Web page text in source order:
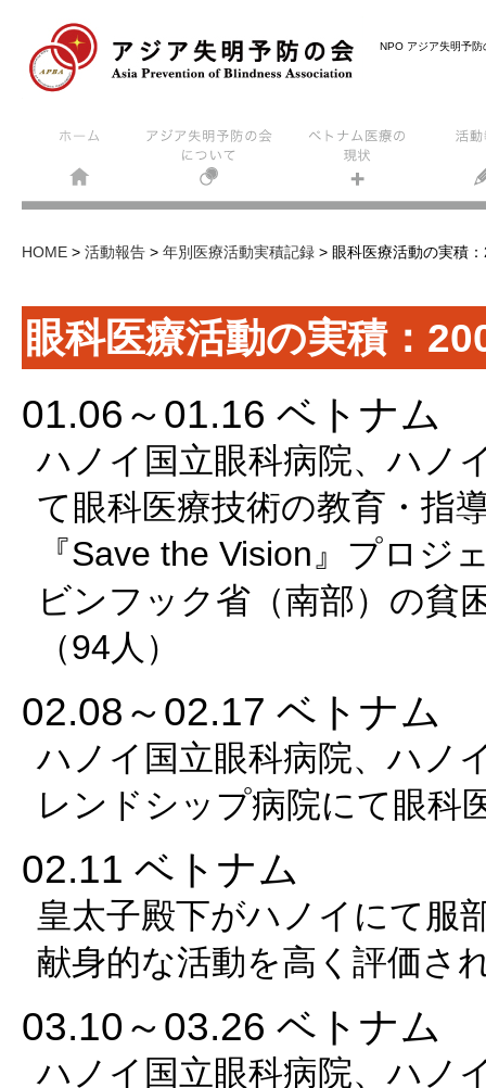
NPO アジア失明予
HOME > 活動報告 > 年別医療活動実積記録 > 眼科医療活動の実積
眼科医療活動の実積：
01.06～01.16 ベトナム
ハノイ国立眼科病院、ハノ
て眼科医療技術の教育・指
『Save the Vision』プロジ
ビンフック省（南部）の貧
（94人）
02.08～02.17 ベトナム
ハノイ国立眼科病院、ハノ
レンドシップ病院にて眼科
02.11 ベトナム
皇太子殿下がハノイにて服
献身的な活動を高く評価さ
03.10～03.26 ベトナム
ハノイ国立眼科病院、ハノ